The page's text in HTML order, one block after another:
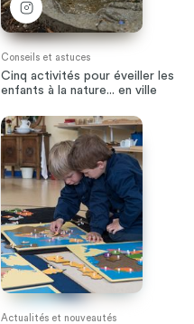
Conseils et astuces
Cinq activités pour éveiller les
enfants à la nature... en ville
Actualités et nouveautés